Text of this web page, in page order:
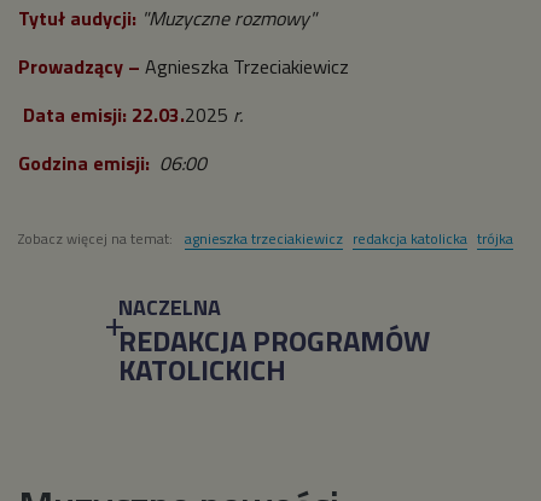
Tytuł audycji: "Muzyczne rozmowy"
Prowadzący – Agnieszka Trzeciakiewicz
Data emisji: 22.03.2025 r.
Godzina emisji: 06:00
Zobacz więcej na temat: agnieszka trzeciakiewicz redakcja katolicka trójka
NACZELNA
REDAKCJA PROGRAMÓW
KATOLICKICH